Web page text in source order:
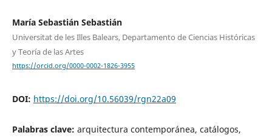
María Sebastián Sebastián
Universitat de les Illes Balears, Departamento de Ciencias Históricas
y Teoría de las Artes
https://orcid.org/0000-0002-1826-3955
DOI: https://doi.org/10.56039/rgn22a09
Palabras clave: arquitectura contemporánea, catálogos,